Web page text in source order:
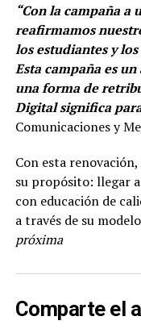
“Con la campaña a
reafirmamos
los estudiantes y
Esta campaña es
una forma de
Digital significa
Comunicaciones y
Con esta
su propósito: llegar
con educación de
a través de su
próxima
Comparte el